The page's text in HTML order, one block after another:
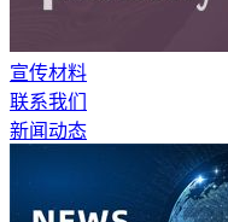
宣传材料
联系我们
新闻动态